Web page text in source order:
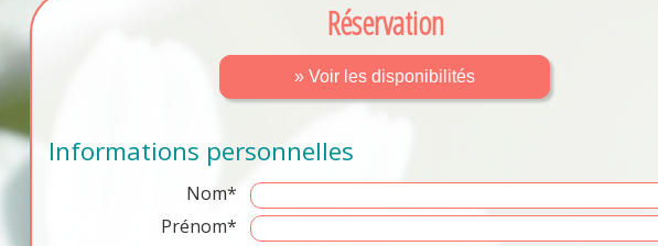
Réservation
» Voir les disponibilités
Informations personnelles
Nom*
Prénom*